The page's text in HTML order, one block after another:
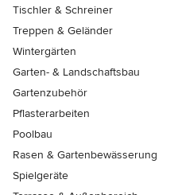
Tischler & Schreiner
Treppen & Geländer
Wintergärten
Garten- & Landschaftsbau
Gartenzubehör
Pflasterarbeiten
Poolbau
Rasen & Gartenbewässerung
Spielgeräte